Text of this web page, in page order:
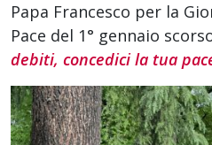
Papa Francesco per la
Pace del 1° gennaio
debiti, concedici la tua